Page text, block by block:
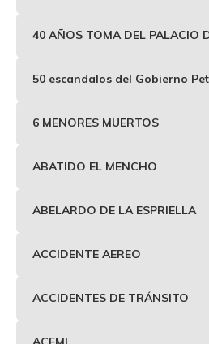
40 AÑOS TOMA DEL PALACIO
50 escandalos del Gobierno
6 MENORES MUERTOS
ABATIDO EL MENCHO
ABELARDO DE LA ESPRIELLA
ACCIDENTE AEREO
ACCIDENTES DE TRÁNSITO